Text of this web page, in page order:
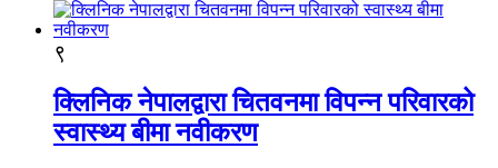
९
क्लिनिक नेपालद्वारा चितवनमा विपन्न परिवारको
स्वास्थ्य बीमा नवीकरण